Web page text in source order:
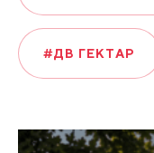
#ДВ ГЕКТАР